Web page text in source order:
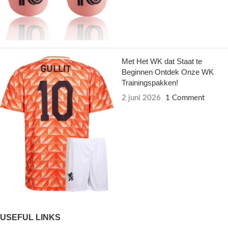
Met Het WK dat Staat te
Beginnen Ontdek Onze WK
Trainingspakken!
2 juni 2026 1 Comment
USEFUL LINKS